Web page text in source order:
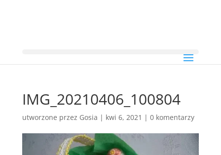
IMG_20210406_100804
utworzone przez Gosia | kwi 6, 2021 | 0 komentarzy